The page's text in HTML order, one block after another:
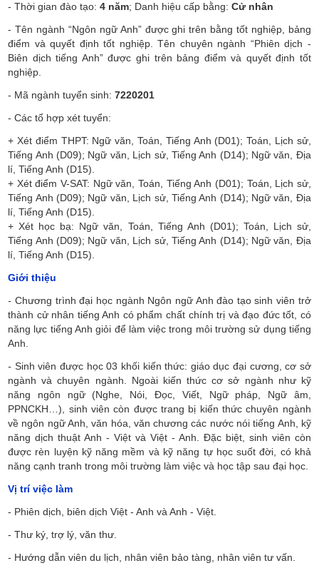
- Thời gian đào tạo:4 năm; Danh hiệu cấp bằng:Cử nhân
- Tên ngành “Ngôn ngữ Anh” được ghi trên bằng tốt nghiệp, bảng
điểm và quyết định tốt nghiệp. Tên chuyên ngành “Phiên dịch -
Biên dịch tiếng Anh” được ghi trên bảng điểm và quyết định tốt
nghiệp.
- Mã ngành tuyển sinh:7220201
- Các tổ hợp xét tuyển:
+ Xét điểm THPT: Ngữ văn, Toán, Tiếng Anh (D01); Toán, Lịch sử,
Tiếng Anh (D09); Ngữ văn, Lịch sử, Tiếng Anh (D14); Ngữ văn, Địa
lí, Tiếng Anh (D15).
+ Xét điểm V-SAT: Ngữ văn, Toán, Tiếng Anh (D01); Toán, Lịch sử,
Tiếng Anh (D09); Ngữ văn, Lịch sử, Tiếng Anh (D14); Ngữ văn, Địa
lí, Tiếng Anh (D15).
+ Xét học bạ: Ngữ văn, Toán, Tiếng Anh (D01); Toán, Lịch sử,
Tiếng Anh (D09); Ngữ văn, Lịch sử, Tiếng Anh (D14); Ngữ văn, Địa
lí, Tiếng Anh (D15).
Giới thiệu
- Chương trình đại học ngành Ngôn ngữ Anh đào tạo sinh viên trở
thành cử nhân tiếng Anh có phẩm chất chính trị và đạo đức tốt, có
năng lực tiếng Anh giỏi để làm việc trong môi trường sử dụng tiếng
Anh.
- Sinh viên được học 03 khối kiến thức: giáo dục đại cương, cơ sở
ngành và chuyên ngành. Ngoài kiến thức cơ sở ngành như kỹ
năng ngôn ngữ (Nghe, Nói, Đọc, Viết, Ngữ pháp, Ngữ âm,
PPNCKH…), sinh viên còn được trang bị kiến thức chuyên ngành
về ngôn ngữ Anh, văn hóa, văn chương các nước nói tiếng Anh, kỹ
năng dịch thuật Anh - Việt và Việt - Anh. Đặc biệt, sinh viên còn
được rèn luyện kỹ năng mềm và kỹ năng tự học suốt đời, có khả
năng cạnh tranh trong môi trường làm việc và học tập sau đại học.
Vị trí việc làm
- Phiên dịch, biên dịch Việt - Anh và Anh - Việt.
- Thư ký, trợ lý, văn thư.
- Hướng dẫn viên du lịch, nhân viên bảo tàng, nhân viên tư vấn.